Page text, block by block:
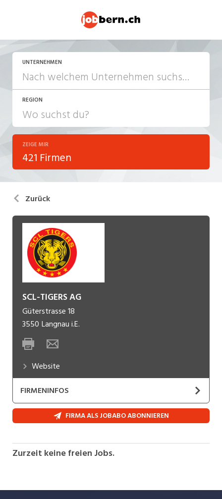
UNTERNEHMEN
REGION
ZEIGE MIR
421 Firmen
Zurück
SCL-TIGERS AG
Güterstrasse 18
3550 Langnau i.E.
Website
FIRMENINFOS
FIRMA ALS JOBABO ABONNIEREN
Zurzeit keine freien Jobs.